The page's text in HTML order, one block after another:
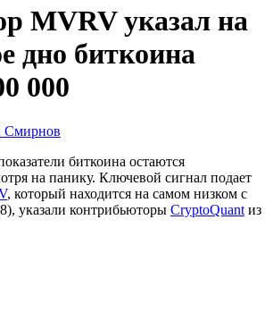
MVRV указал на
дно биткоина
000
Смирнов
биткоина остаются
на панику. Ключевой сигнал подает
, который находится на самом низком с
указали контрибьюторы CryptoQuant из